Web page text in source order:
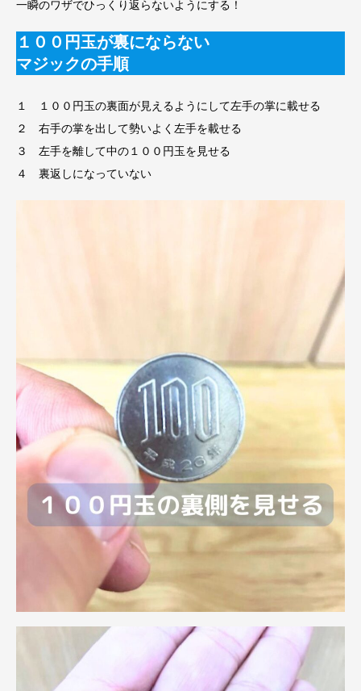
一瞬のワザでひっくり返らないようにする！
１００円玉が裏にならない
マジックの手順
１ １００円玉の裏面が見えるようにして左手の掌に載せる
２ 右手の掌を出して勢いよく左手を載せる
３ 左手を離して中の１００円玉を見せる
４ 裏返しになっていない